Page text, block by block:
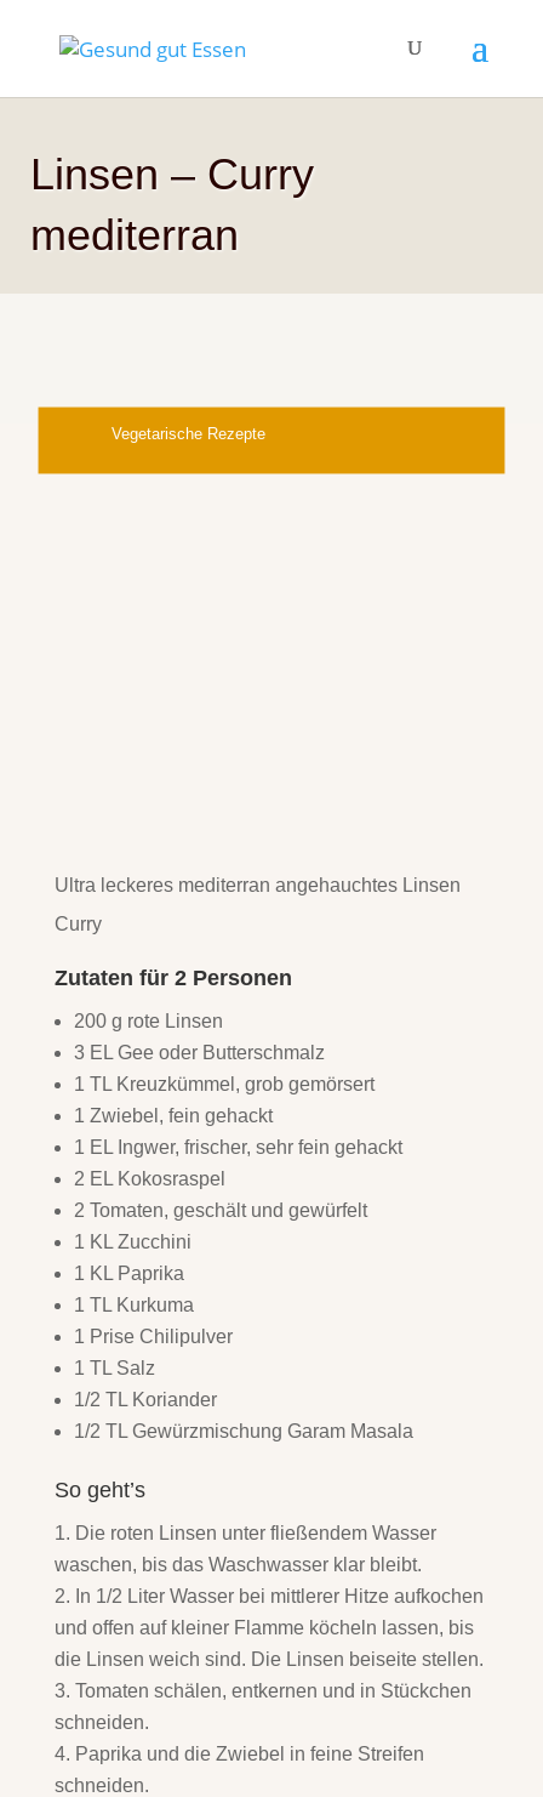
Linsen – Curry
mediterran
Vegetarische Rezepte
Ultra leckeres mediterran angehauchtes Linsen
Curry
Zutaten für 2 Personen
200 g rote Linsen
3 EL Gee oder Butterschmalz
1 TL Kreuzkümmel, grob gemörsert
1 Zwiebel, fein gehackt
1 EL Ingwer, frischer, sehr fein gehackt
2 EL Kokosraspel
2 Tomaten, geschält und gewürfelt
1 KL Zucchini
1 KL Paprika
1 TL Kurkuma
1 Prise Chilipulver
1 TL Salz
1/2 TL Koriander
1/2 TL Gewürzmischung Garam Masala
So geht’s
Die roten Linsen unter fließendem Wasser
waschen, bis das Waschwasser klar bleibt.
In 1/2 Liter Wasser bei mittlerer Hitze aufkochen
und offen auf kleiner Flamme köcheln lassen, bis
die Linsen weich sind. Die Linsen beiseite stellen.
Tomaten schälen, entkernen und in Stückchen
schneiden.
Paprika und die Zwiebel in feine Streifen
schneiden.